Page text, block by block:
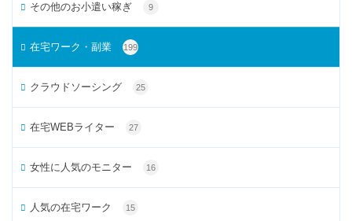
その他のお小遣い稼ぎ 9
在宅ワーク・副業 199
クラウドソーシング 25
在宅WEBライター 27
女性に人気のモニター 16
人気の在宅ワーク 15